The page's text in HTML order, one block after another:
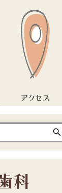
アクセス
科